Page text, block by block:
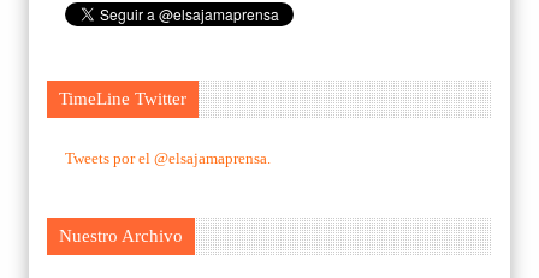
TimeLine Twitter
Tweets por el @elsajamaprensa.
Nuestro Archivo